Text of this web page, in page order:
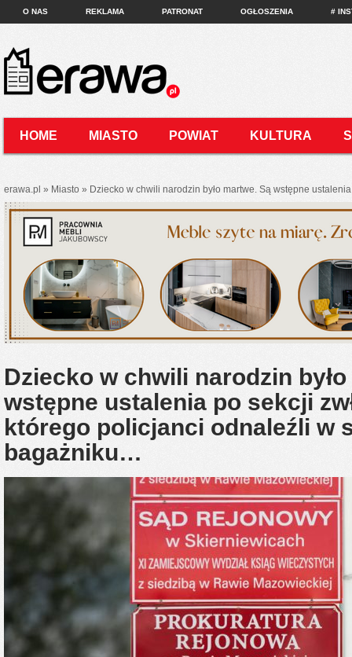
O NAS REKLAMA PATRONAT OGŁOSZENIA #
HOME MIASTO POWIAT KULTURA
erawa.pl » Miasto » Dziecko w chwili narodzin było martwe. Są wstępne
Dziecko w chwili narodzin
wstępne ustalenia po sekcji
którego policjanci odnaleźli w
bagażniku…